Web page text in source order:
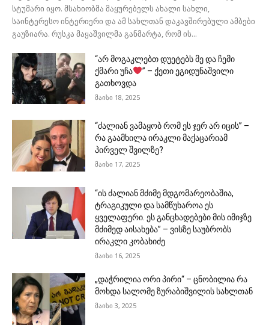
სტუმარი იყო. მსახიობმა მაყურებელს ახალი სახლი,
საინტერესო ინტერიერი და ამ სახლთან დაკავშირებული ამბები
გაუზიარა. რუსკა მაყაშვილმა განმარტა, რომ ის...
“არ მოგაკლებთ დუეტებს მე და ჩემი
ქმარი უჩა
” – ქეთი ეგიდუნაშვილი
გათხოვდა
მაისი 18, 2025
“ძალიან ვამაყობ რომ ეს ჯერ არ იცის” –
რა გაამხილა ირაკლი მაქაცარიამ
პირველ შვილზე?
მაისი 17, 2025
“ის ძალიან მძიმე მდგომარეობაშია,
ტრაგიკული და სამწუხაროა ეს
ყველაფერი. ეს განცხადებები მის იმიჯზე
მძიმედ აისახება” – ვისზე საუბრობს
ირაკლი კობახიძე
მაისი 16, 2025
„დაჭრილია ორი პირი“ – ცნობილია რა
მოხდა სალომე ზურაბიშვილის სახლთან
მაისი 3, 2025